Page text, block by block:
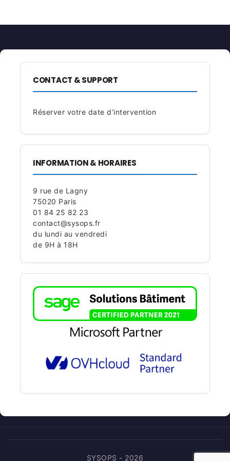
CONTACT & SUPPORT
Réserver votre date d’intervention
INFORMATION & HORAIRES
9 rue de Lagny
75020 Paris
01 84 25 82 23
contact@sysops.fr
du lundi au vendredi
de 9H à 18H
SYSOPS - 2026